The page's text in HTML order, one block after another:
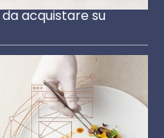
acquistare su